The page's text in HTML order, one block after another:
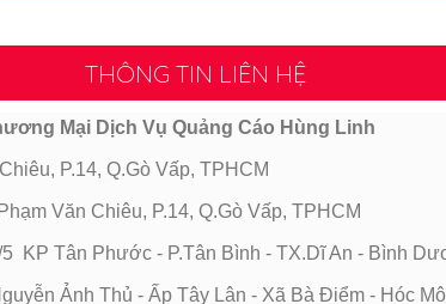
THÔNG TIN LIÊN HỆ
Mại Dịch Vụ Quảng Cáo Hùng Linh
P.14, Q.Gò Vấp, TPHCM
Văn Chiêu, P.14, Q.Gò Vấp, TPHCM
KP Tân Phước - P.Tân Bình - TX.Dĩ An - Bình
Ảnh Thủ - Ấp Tây Lân - Xã Bà Điểm - Hóc